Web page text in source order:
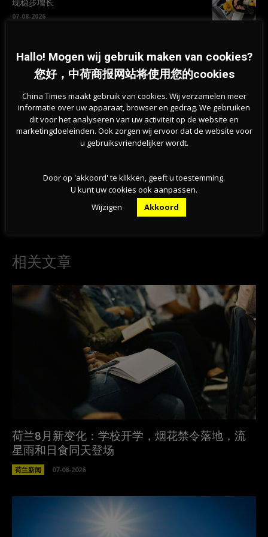
现稳步增长
07-08-2026
旱情持续加剧，莱茵河洛比特水位创新低，荷兰拒
绝全国统一行动
07-08-2026
荷兰汽车保险费最高与最低城市揭
荷兰夫妻双双兼职成新潮流！工资
相关文章
荷兰8月新变化：学校开学，烟花禁令落地，流
星雨和日食同天登场
荷兰新闻 07-08-2026
Hallo! Mogen wij gebruik maken van cookies?
您好，中荷商报网站将使用您的cookies
China Times maakt gebruik van cookies. Wij verzamelen meer
informatie over uw apparaat, browser en gedrag. We gebruiken
dit voor het analyseren van uw activiteit op de website en
marketingdoeleinden. Ook zorgen wij ervoor dat de website voor
u gebruiksvriendelijker wordt.
Door op 'akkoord' te klikken, geeft u toestemming.
U kunt uw cookies ook aanpassen.
Wijzigen
Akkoord